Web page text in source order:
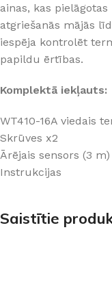
ainas, kas
atgriešanās mājās
iespēja kontrolēt
papildu ērtības.
Komplektā iekļauts:
WT410-16A viedais
Skrūves x2
Ārējais sensors (3 m)
Instrukcijas
Saistītie